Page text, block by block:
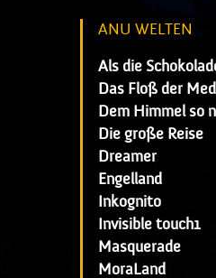
ANU WELTEN
Als die
Das Floß der
Dem Himmel so
Die große Reise
Dreamer
Engelland
Inkognito
Invisible touch1
Masquerade
MoraLand